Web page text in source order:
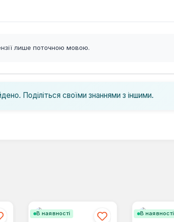
лише поточною мовою.
Поділіться своїми знаннями з іншими.
В наявності В наявності